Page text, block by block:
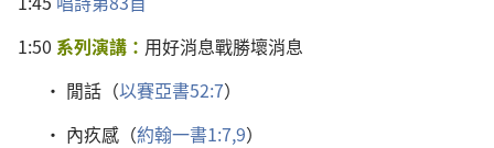
1:50 系列演講 ： 用好消息戰勝壞消息
• 閒話 （以賽亞書52:7）
• 內疚感 （約翰一書1:7,9）